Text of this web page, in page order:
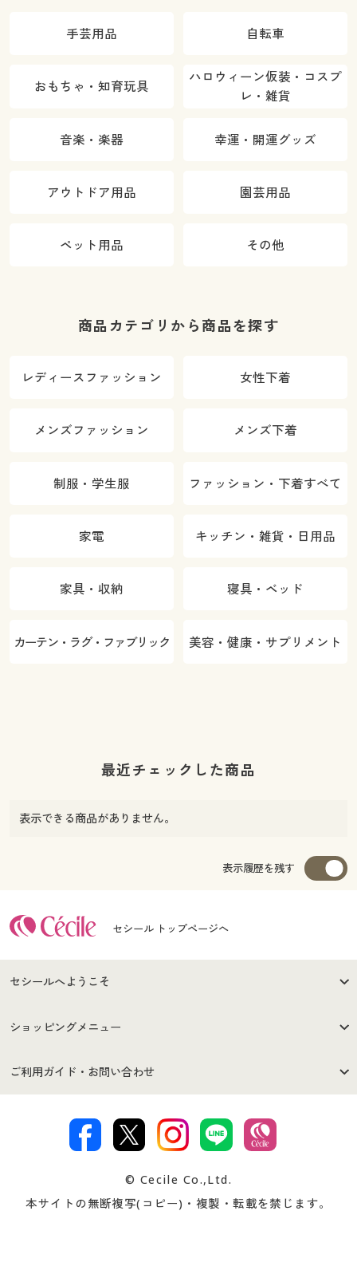
手芸用品 自転車
おもちゃ・知育玩具
ハロウィーン仮装・コスプ
レ・雑貨
音楽・楽器 幸運・開運グッズ
アウトドア用品 園芸用品
ペット用品 その他
商品カテゴリから商品を探す
レディースファッション 女性下着
メンズファッション メンズ下着
制服・学生服 ファッション・下着すべて
家電 キッチン・雑貨・日用品
家具・収納 寝具・ベッド
カーテン・ラグ・ファブリック 美容・健康・サプリメント
最近チェックした商品
表示できる商品がありません。
表示履歴を残す
セシール トップページへ
セシールへようこそ
はじめての方へ
セシールご利用規約
著作権・商標について 会社案内
ショッピングメニュー
商品カテゴリ
プレゼント＆キャンペーン サイトマップ
ご利用ガイド・お問い合わせ
交換・返品は お支払は
ついて
忘れの場合
© Cecile Co.,Ltd.
本サイトの無断複写(コピー)・複製・転載を禁じます。